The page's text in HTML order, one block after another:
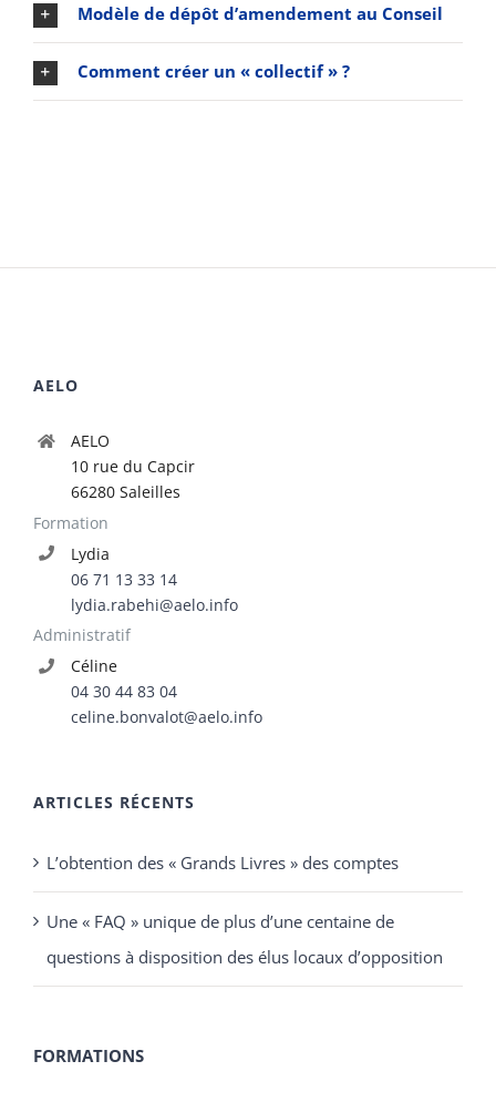
Modèle de dépôt d’amendement au Conseil
Comment créer un « collectif » ?
AELO
AELO
10 rue du Capcir
66280 Saleilles
Formation
Lydia
06 71 13 33 14
lydia.rabehi@aelo.info
Administratif
Céline
04 30 44 83 04
celine.bonvalot@aelo.info
ARTICLES RÉCENTS
L’obtention des « Grands Livres » des comptes
Une « FAQ » unique de plus d’une centaine de
questions à disposition des élus locaux d’opposition
FORMATIONS